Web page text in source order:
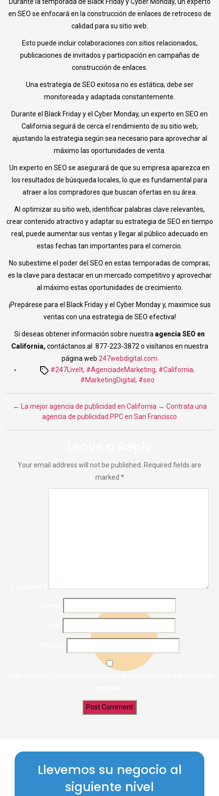
Durante la temporada de Black Friday y Cyber Monday, un experto
en SEO se enfocará en la construcción de enlaces de retroceso de
calidad para su sitio web.
Esto puede incluir colaboraciones con sitios relacionados,
publicaciones de invitados y participación en campañas de
construcción de enlaces.
Una estrategia de SEO exitosa no es estática; debe ser
monitoreada y adaptada constantemente.
Durante el Black Friday y el Cyber Monday, un experto en SEO en
California seguirá de cerca el rendimiento de su sitio web,
ajustando la estrategia según sea necesario para aprovechar al
máximo las oportunidades de venta.
Un experto en SEO se asegurará de que su empresa aparezca en
los resultados de búsqueda locales, lo que es fundamental para
atraer a los compradores que buscan ofertas en su área.
Al optimizar su sitio web, identificar palabras clave relevantes,
crear contenido atractivo y adaptar su estrategia de SEO en tiempo
real, puede aumentar sus ventas y llegar al público adecuado en
estas fechas tan importantes para el comercio.
No subestime el poder del SEO en estas temporadas de compras;
es la clave para destacar en un mercado competitivo y aprovechar
al máximo estas oportunidades de crecimiento.
¡Prepárese para el Black Friday y el Cyber Monday y, maximice sus
ventas con una estrategia de SEO efectiva!
Si deseas obtener información sobre nuestraagencia SEO en
California, contáctanos al 877-223-3872 o visítanos en nuestra
página web 247webdigital.com
Tags#247LiveIt, #AgenciadeMarketing, #California,
#MarketingDigital, #seo
← La mejor agencia de publicidad en California → Contrata una
agencia de publicidad PPC en San Francisco
Your email address will not be published. Required fields are
marked *
Llevemos su negocio al
siguiente nivel